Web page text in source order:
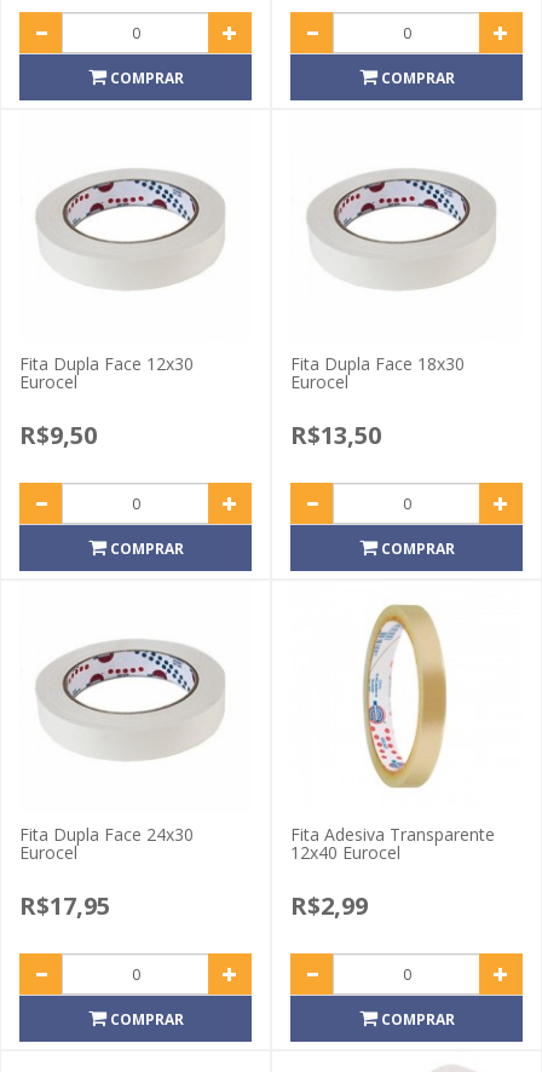
COMPRAR COMPRAR
Fita Dupla Face 12x30
Eurocel
R$9,50
COMPRAR
Fita Dupla Face 18x30
Eurocel
R$13,50
COMPRAR
Fita Dupla Face 24x30
Eurocel
R$17,95
COMPRAR
Fita Adesiva Transparente
12x40 Eurocel
R$2,99
COMPRAR